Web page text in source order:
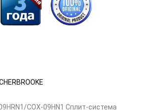
COX-09HN1 Сплит-система